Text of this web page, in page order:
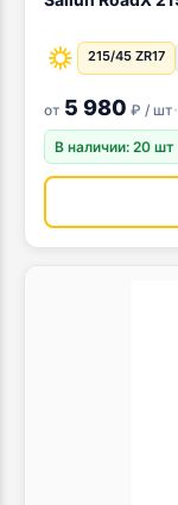
215/45 ZR17
от 5 980 ₽ / шт·
В наличии: 20 шт